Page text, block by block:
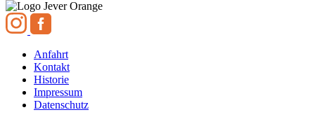
Anfahrt
Kontakt
Historie
Impressum
Datenschutz